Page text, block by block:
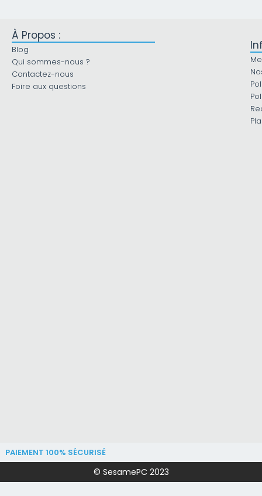
À Propos :
Blog
Qui sommes-nous ?
Contactez-nous
Foire aux questions
PAIEMENT 100% SÉCURISÉ
© SesamePC 2023